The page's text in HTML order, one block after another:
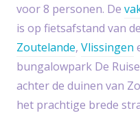
voor 8 personen. De
is op fietsafstand van
Zoutelande, Vlissingen
bungalowpark De
achter de duinen van
het prachtige brede